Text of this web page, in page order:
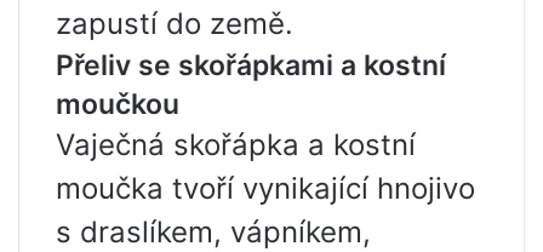
zapustí do země.
Přeliv se skořápkami a kostní
moučkou
Vaječná skořápka a kostní
moučka tvoří vynikající hnojivo
s draslíkem, vápníkem,